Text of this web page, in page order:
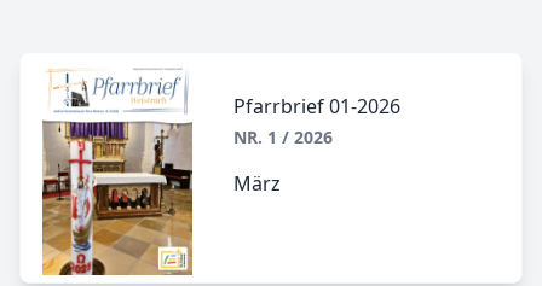
Pfarrbrief 01-2026
NR. 1 / 2026
März